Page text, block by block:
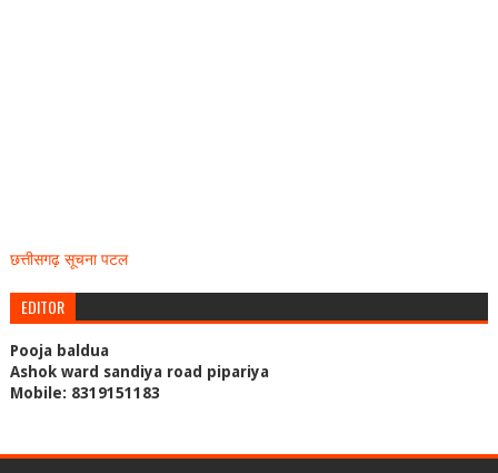
छत्तीसगढ़ सूचना पटल
EDITOR
Pooja baldua
Ashok ward sandiya road pipariya
Mobile: 8319151183